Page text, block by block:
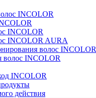
INCOLOR
INCOLOR
INCOLOR AURA
волос INCOLOR
волос INCOLOR
INCOLOR
действия